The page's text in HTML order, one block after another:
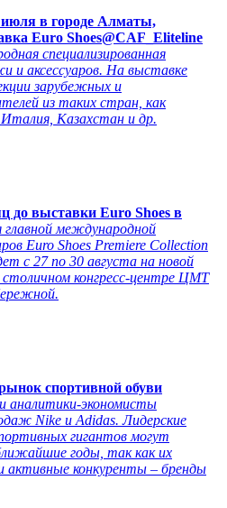
июля в городе Алматы,
Euro Shoes@CAF_Eliteline
специализированная
и аксессуаров. На выставке
зарубежных и
из таких стран, как
Италия, Казахстан и др.
до выставки Euro Shoes в
международной
Euro Shoes Premiere Collection
с 27 по 30 августа на новой
столичном конгресс-центре ЦМТ
спортивной обуви
аналитики-экономисты
Nike и Adidas. Лидерские
гигантов могут
годы, так как их
активные конкуренты – бренды